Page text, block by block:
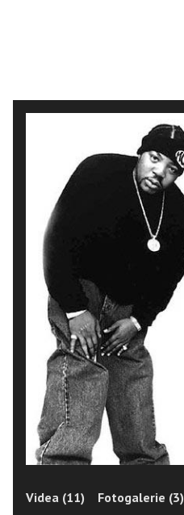
Videa (11) Fotogalerie (3)